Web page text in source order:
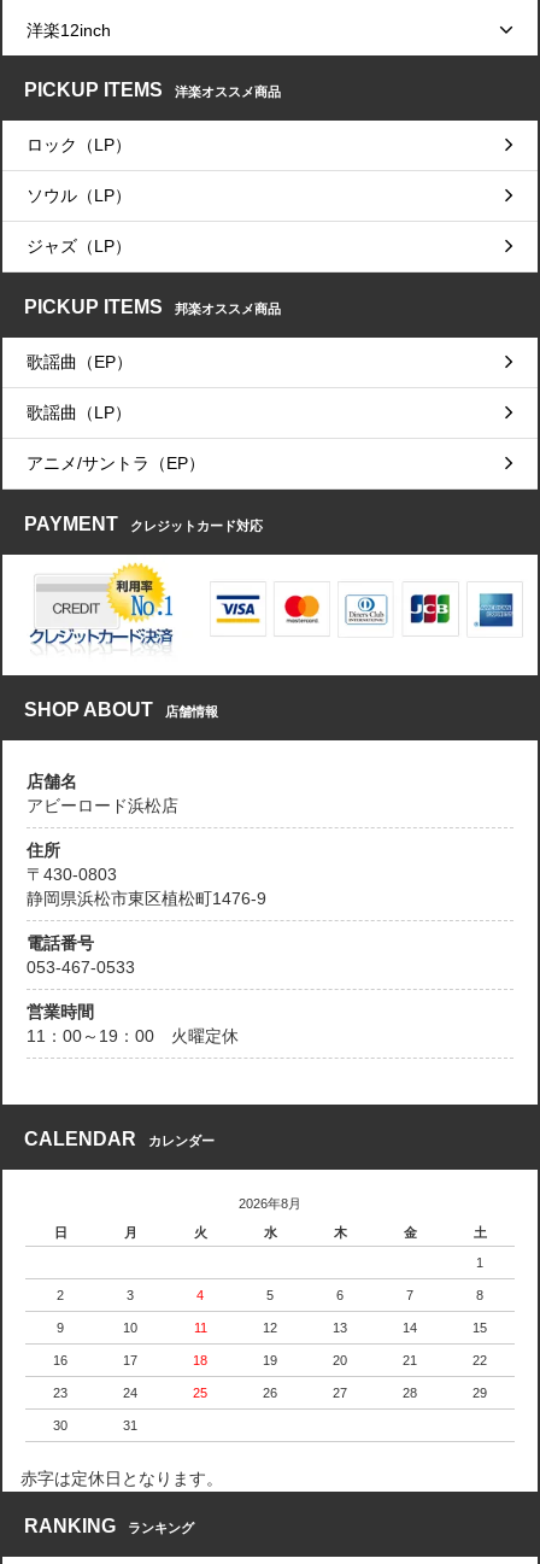
洋楽12inch
PICKUP ITEMS 洋楽オススメ商品
ロック（LP）
ソウル（LP）
ジャズ（LP）
PICKUP ITEMS 邦楽オススメ商品
歌謡曲（EP）
歌謡曲（LP）
アニメ/サントラ（EP）
PAYMENT クレジットカード対応
SHOP ABOUT 店舗情報
店舗名
アビーロード浜松店
住所
〒430-0803
静岡県浜松市東区植松町1476-9
電話番号
053-467-0533
営業時間
11：00～19：00 火曜定休
CALENDAR カレンダー
2026年8月
日
月 火 水 木 金 土
1
2 3 4 5 6 7 8
9 10 11 12 13 14 15
16 17 18 19 20 21 22
23 24 25 26 27 28 29
30 31
赤字は定休日となります。
RANKING ランキング